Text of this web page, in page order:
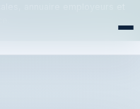
annuaire employeurs et